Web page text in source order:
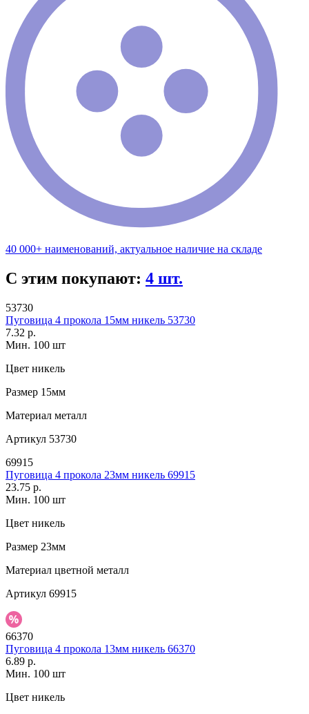
40 000+ наименований, актуальное наличие на складе
С этим покупают: 4 шт.
53730
Пуговица 4 прокола 15мм никель 53730
7.32 р.
Мин. 100 шт
Цвет никель
Размер 15мм
Материал металл
Артикул 53730
69915
Пуговица 4 прокола 23мм никель 69915
23.75 р.
Мин. 100 шт
Цвет никель
Размер 23мм
Материал цветной металл
Артикул 69915
66370
Пуговица 4 прокола 13мм никель 66370
6.89 р.
Мин. 100 шт
Цвет никель